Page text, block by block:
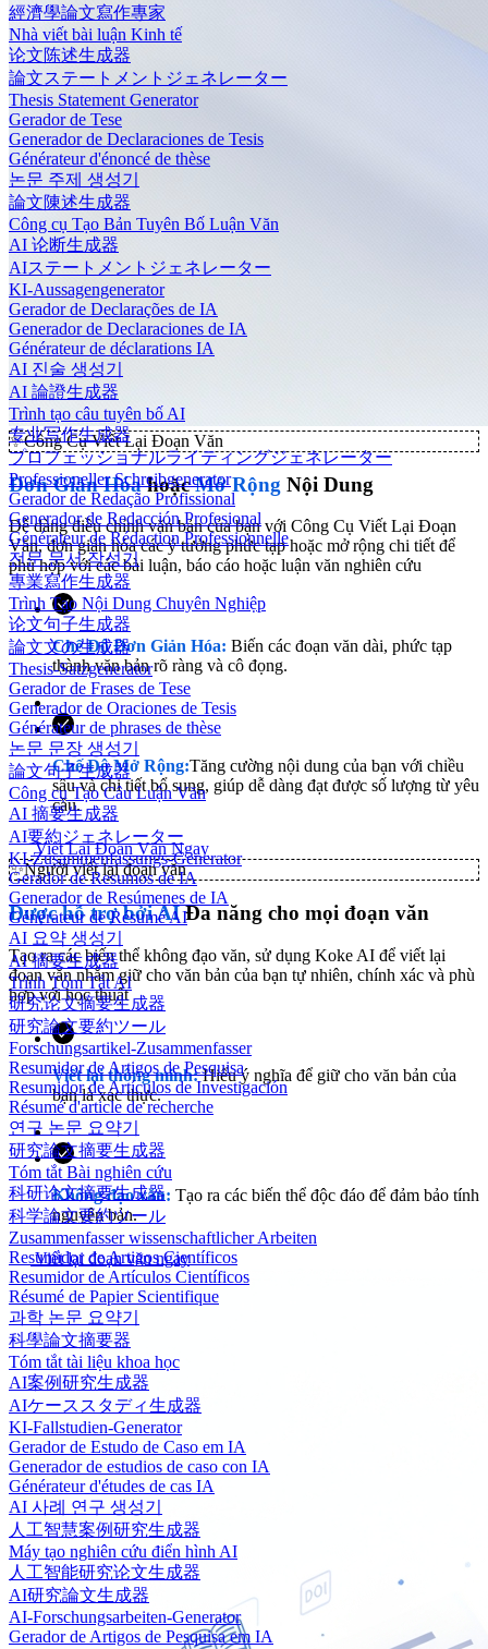
經濟學論文寫作專家
Nhà viết bài luận Kinh tế
论文陈述生成器
論文ステートメントジェネレーター
Thesis Statement Generator
Gerador de Tese
Generador de Declaraciones de Tesis
Générateur d'énoncé de thèse
논문 주제 생성기
論文陳述生成器
Công cụ Tạo Bản Tuyên Bố Luận Văn
AI 论断生成器
AIステートメントジェネレーター
KI-Aussagengenerator
Gerador de Declarações de IA
Generador de Declaraciones de IA
Générateur de déclarations IA
AI 진술 생성기
AI 論證生成器
Trình tạo câu tuyên bố AI
专业写作生成器
プロフェッショナルライティングジェネレーター
Professioneller Schreibgenerator
Gerador de Redação Profissional
Generador de Redacción Profesional
Générateur de Rédaction Professionnelle
전문 문서 작성기
專業寫作生成器
Trình Tạo Nội Dung Chuyên Nghiệp
论文句子生成器
論文文の生成器
Thesis-Satzgenerator
Gerador de Frases de Tese
Generador de Oraciones de Tesis
Générateur de phrases de thèse
논문 문장 생성기
論文句子生成器
Công cụ Tạo Câu Luận Văn
AI 摘要生成器
AI要約ジェネレーター
KI-Zusammenfassungs-Generator
Gerador de Resumos de IA
Generador de Resúmenes de IA
Générateur de Résumé AI
AI 요약 생성기
AI 摘要生成器
Trình Tóm Tắt AI
研究论文摘要生成器
研究論文要約ツール
Forschungsartikel-Zusammenfasser
Resumidor de Artigos de Pesquisa
Resumidor de Artículos de Investigación
Résumé d'article de recherche
연구 논문 요약기
研究論文摘要生成器
Tóm tắt Bài nghiên cứu
科研论文摘要生成器
科学論文要約ツール
Zusammenfasser wissenschaftlicher Arbeiten
Resumidor de Artigos Científicos
Resumidor de Artículos Científicos
Résumé de Papier Scientifique
과학 논문 요약기
科學論文摘要器
Tóm tắt tài liệu khoa học
AI案例研究生成器
AIケーススタディ生成器
KI-Fallstudien-Generator
Gerador de Estudo de Caso em IA
Generador de estudios de caso con IA
Générateur d'études de cas IA
AI 사례 연구 생성기
人工智慧案例研究生成器
Máy tạo nghiên cứu điển hình AI
人工智能研究论文生成器
AI研究論文生成器
AI-Forschungsarbeiten-Generator
Gerador de Artigos de Pesquisa em IA
✨Công Cụ Viết Lại Đoạn Văn
Đơn Giản HóahoặcMở Rộng Nội Dung
Dễ dàng điều chỉnh văn bản của bạn với Công Cụ Viết Lại Đoạn
Văn, đơn giản hóa các ý tưởng phức tạp hoặc mở rộng chi tiết để
phù hợp với các bài luận, báo cáo hoặc luận văn nghiên cứu
Chế Độ Đơn Giản Hóa: Biến các đoạn văn dài, phức tạp
thành văn bản rõ ràng và cô đọng.
Chế Độ Mở Rộng:Tăng cường nội dung của bạn với chiều
sâu và chi tiết bổ sung, giúp dễ dàng đạt được số lượng từ yêu
cầu.
Viết Lại Đoạn Văn Ngay
✨Người viết lại đoạn văn
Được hỗ trợ bởi AIĐa năng cho mọi đoạn văn
Tạo ra các biến thể không đạo văn, sử dụng Koke AI để viết lại
đoạn văn nhằm giữ cho văn bản của bạn tự nhiên, chính xác và phù
hợp với học thuật
Viết lại thông minh:Hiểu ý nghĩa để giữ cho văn bản của
bạn là xác thực.
Không đạo văn: Tạo ra các biến thể độc đáo để đảm bảo tính
nguyên bản.
Viết lại đoạn văn ngay